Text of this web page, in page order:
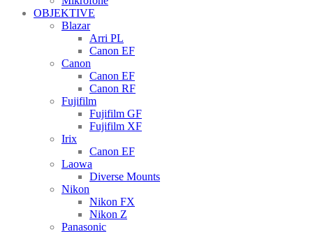
OBJEKTIVE
Blazar
Arri PL
Canon EF
Canon
Canon EF
Canon RF
Fujifilm
Fujifilm GF
Fujifilm XF
Irix
Canon EF
Laowa
Diverse Mounts
Nikon
Nikon FX
Nikon Z
Panasonic